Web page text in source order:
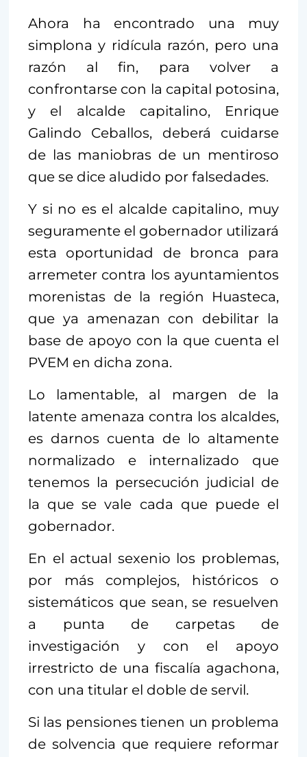
Ahora ha encontrado una muy
simplona y ridícula razón, pero una
razón al fin, para volver a
confrontarse con la capital potosina,
y el alcalde capitalino, Enrique
Galindo Ceballos, deberá cuidarse
de las maniobras de un mentiroso
que se dice aludido por falsedades.
Y si no es el alcalde capitalino, muy
seguramente el gobernador utilizará
esta oportunidad de bronca para
arremeter contra los ayuntamientos
morenistas de la región Huasteca,
que ya amenazan con debilitar la
base de apoyo con la que cuenta el
PVEM en dicha zona.
Lo lamentable, al margen de la
latente amenaza contra los alcaldes,
es darnos cuenta de lo altamente
normalizado e internalizado que
tenemos la persecución judicial de
la que se vale cada que puede el
gobernador.
En el actual sexenio los problemas,
por más complejos, históricos o
sistemáticos que sean, se resuelven
a punta de carpetas de
investigación y con el apoyo
irrestricto de una fiscalía agachona,
con una titular el doble de servil.
Si las pensiones tienen un problema
de solvencia que requiere reformar